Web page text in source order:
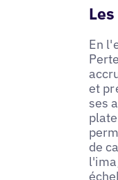
En
et
ses
de